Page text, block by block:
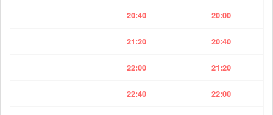
20:40 20:00
21:20 20:40
22:00 21:20
22:40 22:00